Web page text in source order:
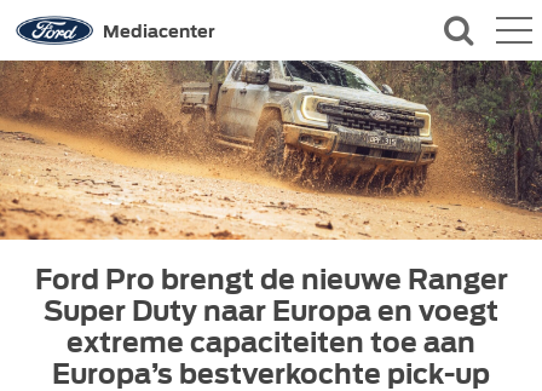
Mediacenter
CONTACT
Ford Pro brengt de nieuwe Ranger
Super Duty naar Europa en voegt
extreme capaciteiten toe aan
Europa’s bestverkochte pick-up